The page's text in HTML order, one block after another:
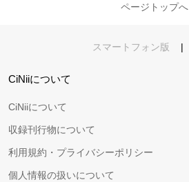
ページトップへ
スマートフォン版 |
CiNiiについて
CiNiiについて
収録刊行物について
利用規約・プライバシーポリシー
個人情報の扱いについて